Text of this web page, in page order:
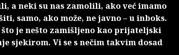
a neki su nas zamolili, ako već imamo
samo, ako može, ne javno – u inboks.
je nešto zamišljeno kao prijateljski
sjekirom. Vi se s nečim takvim dosad